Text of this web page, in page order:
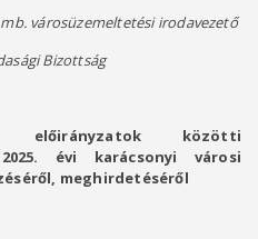
városüzemeltetési irodavezető
Bizottság
közötti
évi karácsonyi városi
meghirdetéséről